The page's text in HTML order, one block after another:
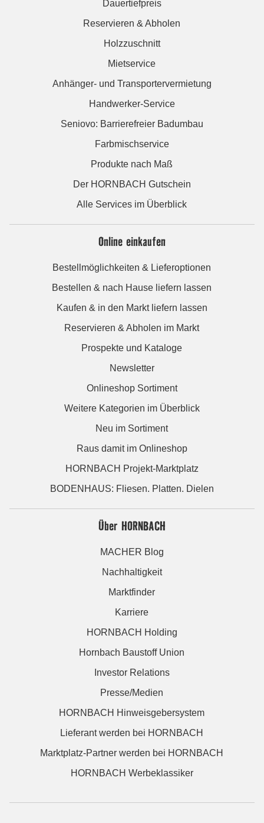
Dauertiefpreis
Reservieren & Abholen
Holzzuschnitt
Mietservice
Anhänger- und Transportervermietung
Handwerker-Service
Seniovo: Barrierefreier Badumbau
Farbmischservice
Produkte nach Maß
Der HORNBACH Gutschein
Alle Services im Überblick
Online einkaufen
Bestellmöglichkeiten & Lieferoptionen
Bestellen & nach Hause liefern lassen
Kaufen & in den Markt liefern lassen
Reservieren & Abholen im Markt
Prospekte und Kataloge
Newsletter
Onlineshop Sortiment
Weitere Kategorien im Überblick
Neu im Sortiment
Raus damit im Onlineshop
HORNBACH Projekt-Marktplatz
BODENHAUS: Fliesen. Platten. Dielen
Über HORNBACH
MACHER Blog
Nachhaltigkeit
Marktfinder
Karriere
HORNBACH Holding
Hornbach Baustoff Union
Investor Relations
Presse/Medien
HORNBACH Hinweisgebersystem
Lieferant werden bei HORNBACH
Marktplatz-Partner werden bei HORNBACH
HORNBACH Werbeklassiker